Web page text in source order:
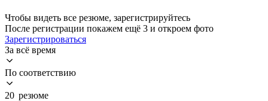
Чтобы видеть все резюме, зарегистрируйтесь
После регистрации покажем ещё 3 и откроем фото
Зарегистрироваться
За всё время
По соответствию
20 резюме